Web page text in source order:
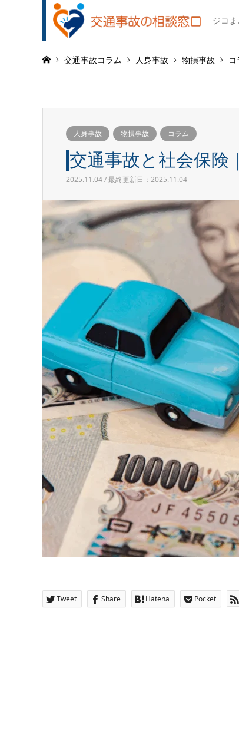
ジコ
交通事故コラム 人身事故 物損事故
人身事故 物損事故 コラム
交通事故と社会保険
2025.11.04 / 最終更新日：2025.11.04
Tweet Share Hatena Pocket